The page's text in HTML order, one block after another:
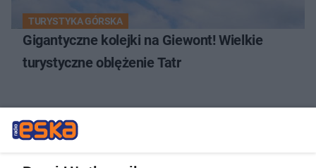
TURYSTYKA GÓRSKA
Gigantyczne kolejki na Giewont! Wielkie
turystyczne oblężenie Tatr